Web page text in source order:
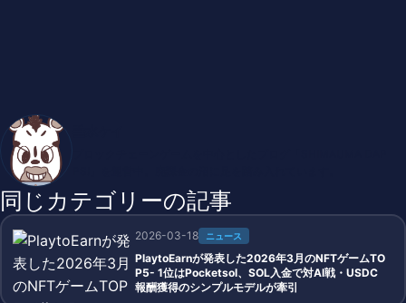
同じカテゴリーの記事
2026-03-18 ニュース
PlaytoEarnが発表した2026年3月のNFTゲームTO
P5- 1位はPocketsol、SOL入金で対AI戦・USDC
報酬獲得のシンプルモデルが牽引